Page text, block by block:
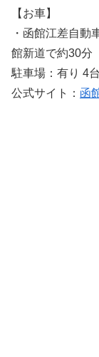
【お車】
・函館江差自動
館新道で約30分
駐車場：有り 4
公式サイト： 函